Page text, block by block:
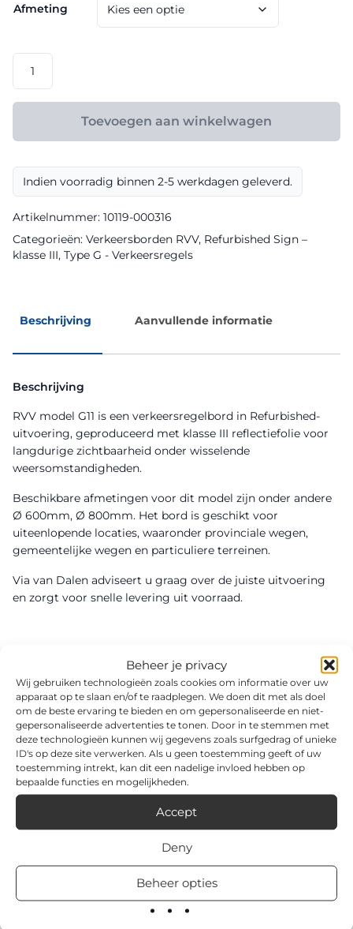
Beheer je privacy
Wij gebruiken technologieën zoals cookies om informatie over uw
apparaat op te slaan en/of te raadplegen. We doen dit met als doel
om de beste ervaring te bieden en om gepersonaliseerde en niet-
gepersonaliseerde advertenties te tonen. Door in te stemmen met
deze technologieën kunnen wij gegevens zoals surfgedrag of unieke
ID's op deze site verwerken. Als u geen toestemming geeft of uw
toestemming intrekt, kan dit een nadelige invloed hebben op
bepaalde functies en mogelijkheden.
Accept
Deny
Beheer opties
tot
€ 144,00
Afmeting
model
G11
III
Sign
aantal
Toevoegen aan winkelwagen
Indien voorradig binnen 2-5 werkdagen geleverd.
Artikelnummer: 10119-000316
Categorieën: Verkeersborden RVV, Refurbished Sign –
klasse III, Type G - Verkeersregels
Beschrijving Aanvullende informatie
Beschrijving
RVV model G11 is een verkeersregelbord in Refurbished-
uitvoering, geproduceerd met klasse III reflectiefolie voor
langdurige zichtbaarheid onder wisselende
weersomstandigheden.
Beschikbare afmetingen voor dit model zijn onder andere
Ø 600mm, Ø 800mm. Het bord is geschikt voor
uiteenlopende locaties, waaronder provinciale wegen,
gemeentelijke wegen en particuliere terreinen.
Via van Dalen adviseert u graag over de juiste uitvoering
en zorgt voor snelle levering uit voorraad.